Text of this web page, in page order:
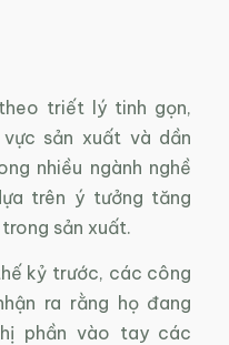
triết lý tinh gọn,
sản xuất và dần
nhiều ngành nghề
trên ý tưởng tăng
sản xuất.
kỷ trước, các công
ra rằng họ đang
phần vào tay các